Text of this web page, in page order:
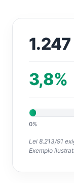
1.247
3,8%
0%
Lei 8.213/91
Exemplo